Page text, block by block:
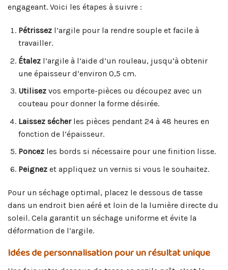
engageant. Voici les étapes à suivre :
Pétrissezl’argile pour la rendre souple et facile à
travailler.
Étalezl’argile à l’aide d’un rouleau, jusqu’à obtenir
une épaisseur d’environ 0,5 cm.
Utilisezvos emporte-pièces ou découpez avec un
couteau pour donner la forme désirée.
Laissez sécherles pièces pendant 24 à 48 heures en
fonction de l’épaisseur.
Poncezles bords si nécessaire pour une finition lisse.
Peignezet appliquez un vernis si vous le souhaitez.
Pour un séchage optimal, placez le dessous de tasse
dans un endroit bien aéré et loin de la lumière directe du
soleil. Cela garantit un séchage uniforme et évite la
déformation de l’argile.
Idées de personnalisation pour un résultat unique